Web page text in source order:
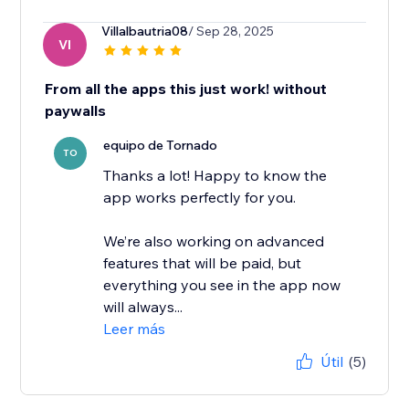
VI
Villalbautria08/ Sep 28, 2025
From all the apps this just work! without
paywalls
TO equipo de Tornado
Thanks a lot! Happy to know the
app works perfectly for you.
We’re also working on advanced
features that will be paid, but
everything you see in the app now
will always...
Leer más
Útil (5)